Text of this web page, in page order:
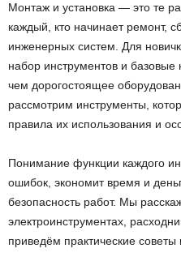
Монтаж и установка — это те
каждый, кто начинает ремонт,
инженерных систем. Для
набор инструментов и базовые
чем дорогостоящее
рассмотрим инструменты,
правила их использования и
Понимание функции каждого
ошибок, экономит время и
безопасность работ. Мы
электроинструментах,
приведём практические